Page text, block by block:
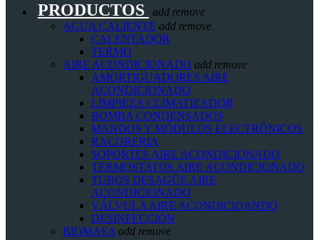
PRODUCTOS add remove
AGUA CALIENTE add remove
CALENTADOR
TERMO
AIRE ACONDICIONADO add remove
AMORTIGUADORES AIRE
ACONDICIONADO
LIMPIEZA CLIMATIZADOR
BOMBA CONDENSADOS
MANDOS Y MÓDULOS ELECTRÓNICOS
RACORERIA
SOPORTES AIRE ACONDICIONADO
TERMOSTATOS AIRE ACONDICIONADO
TUBOS DESAGÜE AIRE
ACONDICIONADO
VÁLVULA AIRE ACONDICIOANDO
DESINFECCIÓN
BIOMASA add remove